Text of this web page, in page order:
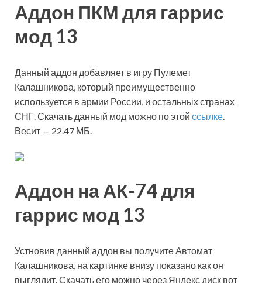
Аддон ПКМ для гаррис
мод 13
Данный аддон добавляет в игру Пулемет
Калашникова, который преимущественно
используется в армии России, и остальных странах
СНГ. Скачать данный мод можно по этой ссылке.
Весит — 22.47 МБ.
Аддон на АК-74 для
гаррис мод 13
Устновив данный аддон вы получите Автомат
Калашникова, на картинке внизу показано как он
выглядит. Скачать его можно через Яндекс диск вот